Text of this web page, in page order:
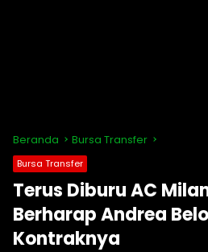
Beranda Bursa Transfer
Bursa Transfer
Terus Diburu AC
Berharap Andrea
Kontraknya